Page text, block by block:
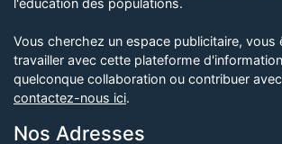
Vous cherchez un espace publicitaire, vous
travailler avec cette plateforme
quelconque collaboration ou contribuer
contactez-nous ici.
Nos Adresses